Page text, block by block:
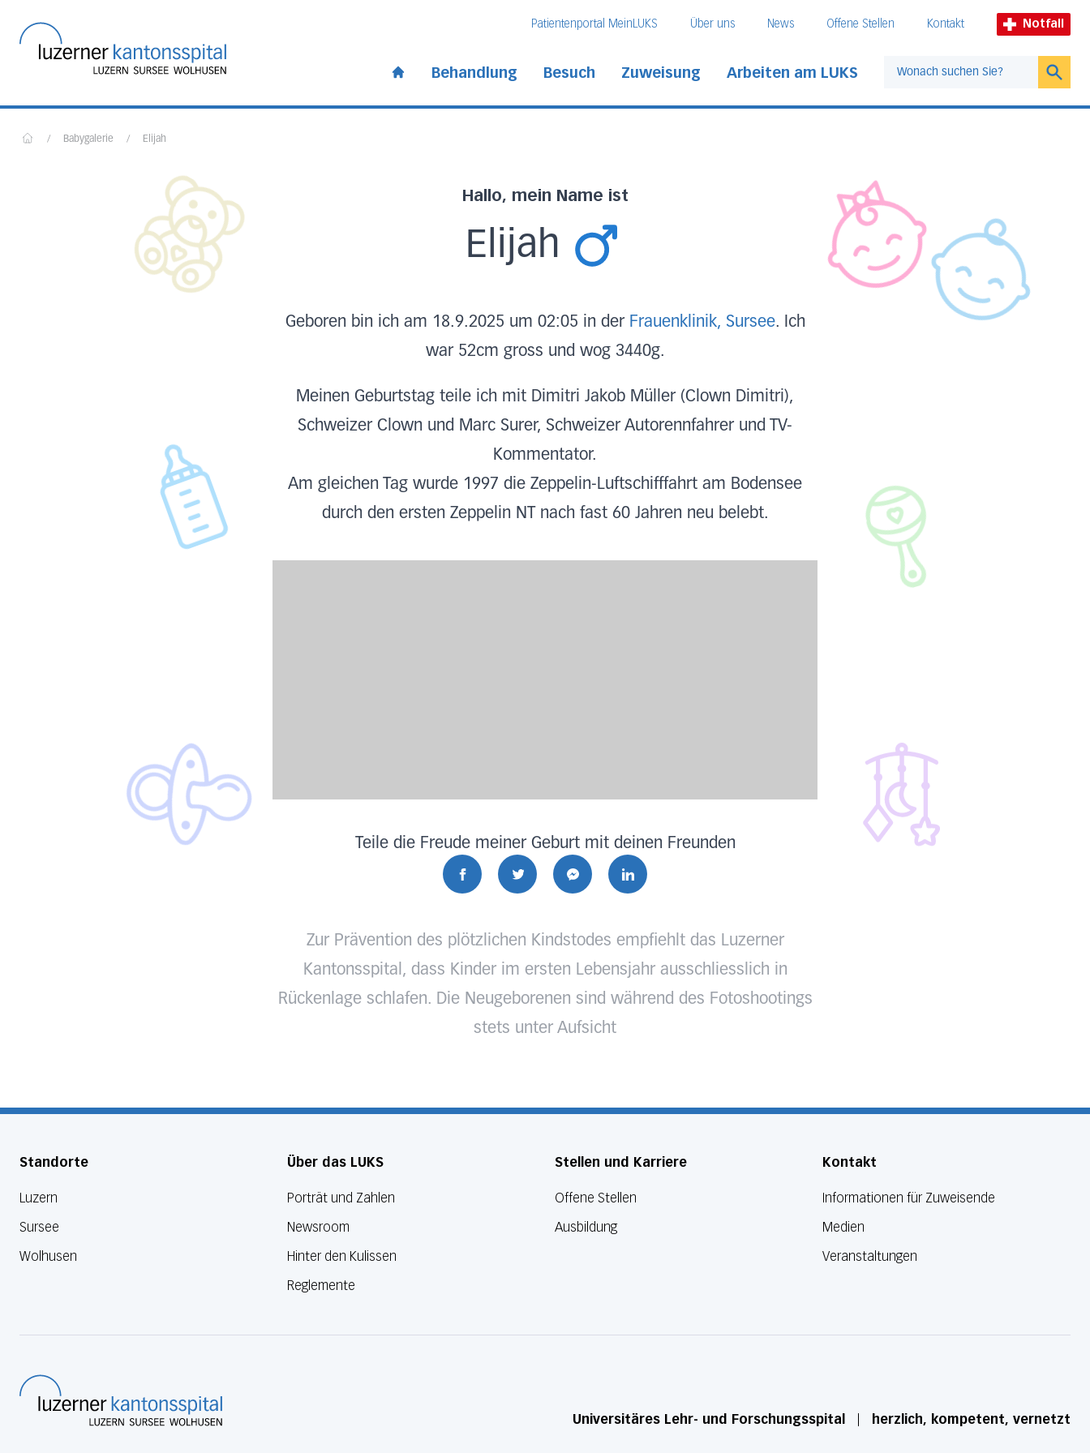
Patientenportal MeinLUKS Über uns News Offene Stellen Kontakt Notfall
Behandlung Besuch Zuweisung Arbeiten am LUKS
/ Babygalerie / Elijah
Hallo, mein Name ist
Elijah
Geboren bin ich am 18.9.2025 um 02:05 in der Frauenklinik, Sursee. Ich
war 52cm gross und wog 3440g.
Meinen Geburtstag teile ich mit Dimitri Jakob Müller (Clown Dimitri),
Schweizer Clown und Marc Surer, Schweizer Autorennfahrer und TV-
Kommentator.
Am gleichen Tag wurde 1997 die Zeppelin-Luftschifffahrt am Bodensee
durch den ersten Zeppelin NT nach fast 60 Jahren neu belebt.
Teile die Freude meiner Geburt mit deinen Freunden
Zur Prävention des plötzlichen Kindstodes empfiehlt das Luzerner
Kantonsspital, dass Kinder im ersten Lebensjahr ausschliesslich in
Rückenlage schlafen. Die Neugeborenen sind während des Fotoshootings
stets unter Aufsicht
Standorte
Luzern
Sursee
Wolhusen
Über das LUKS
Porträt und Zahlen
Newsroom
Hinter den Kulissen
Reglemente
Stellen und Karriere
Offene Stellen
Ausbildung
Kontakt
Informationen für Zuweisende
Medien
Veranstaltungen
Universitäres Lehr- und Forschungsspital herzlich, kompetent, vernetzt